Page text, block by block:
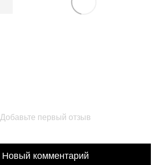
Добавьте первый отзыв
Новый комментарий